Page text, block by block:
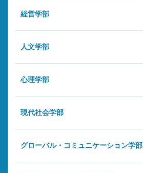
経営学部
人文学部
心理学部
現代社会学部
グローバル・コミュニケーション学部